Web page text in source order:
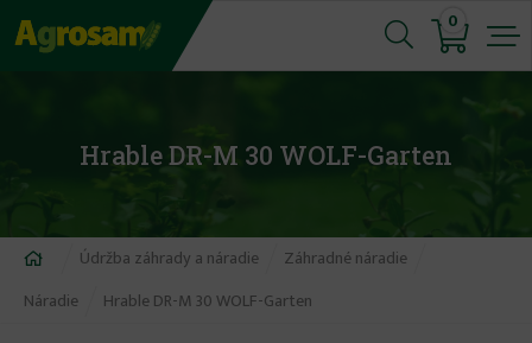
Jump
to
0
Hrable DR-M 30 WOLF-Garten
Nachádzate
sa
Údržba záhrady a náradie
Záhradné náradie
Náradie
Hrable DR-M 30 WOLF-Garten